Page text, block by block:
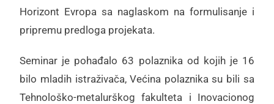
Horizont Evropa sa naglaskom na formulisanje i
pripremu predloga projekata.
Seminar je pohađalo 63 polaznika od kojih je 16
bilo mladih istraživača, Većina polaznika su bili sa
Tehnološko-metalurškog fakulteta i Inovacionog